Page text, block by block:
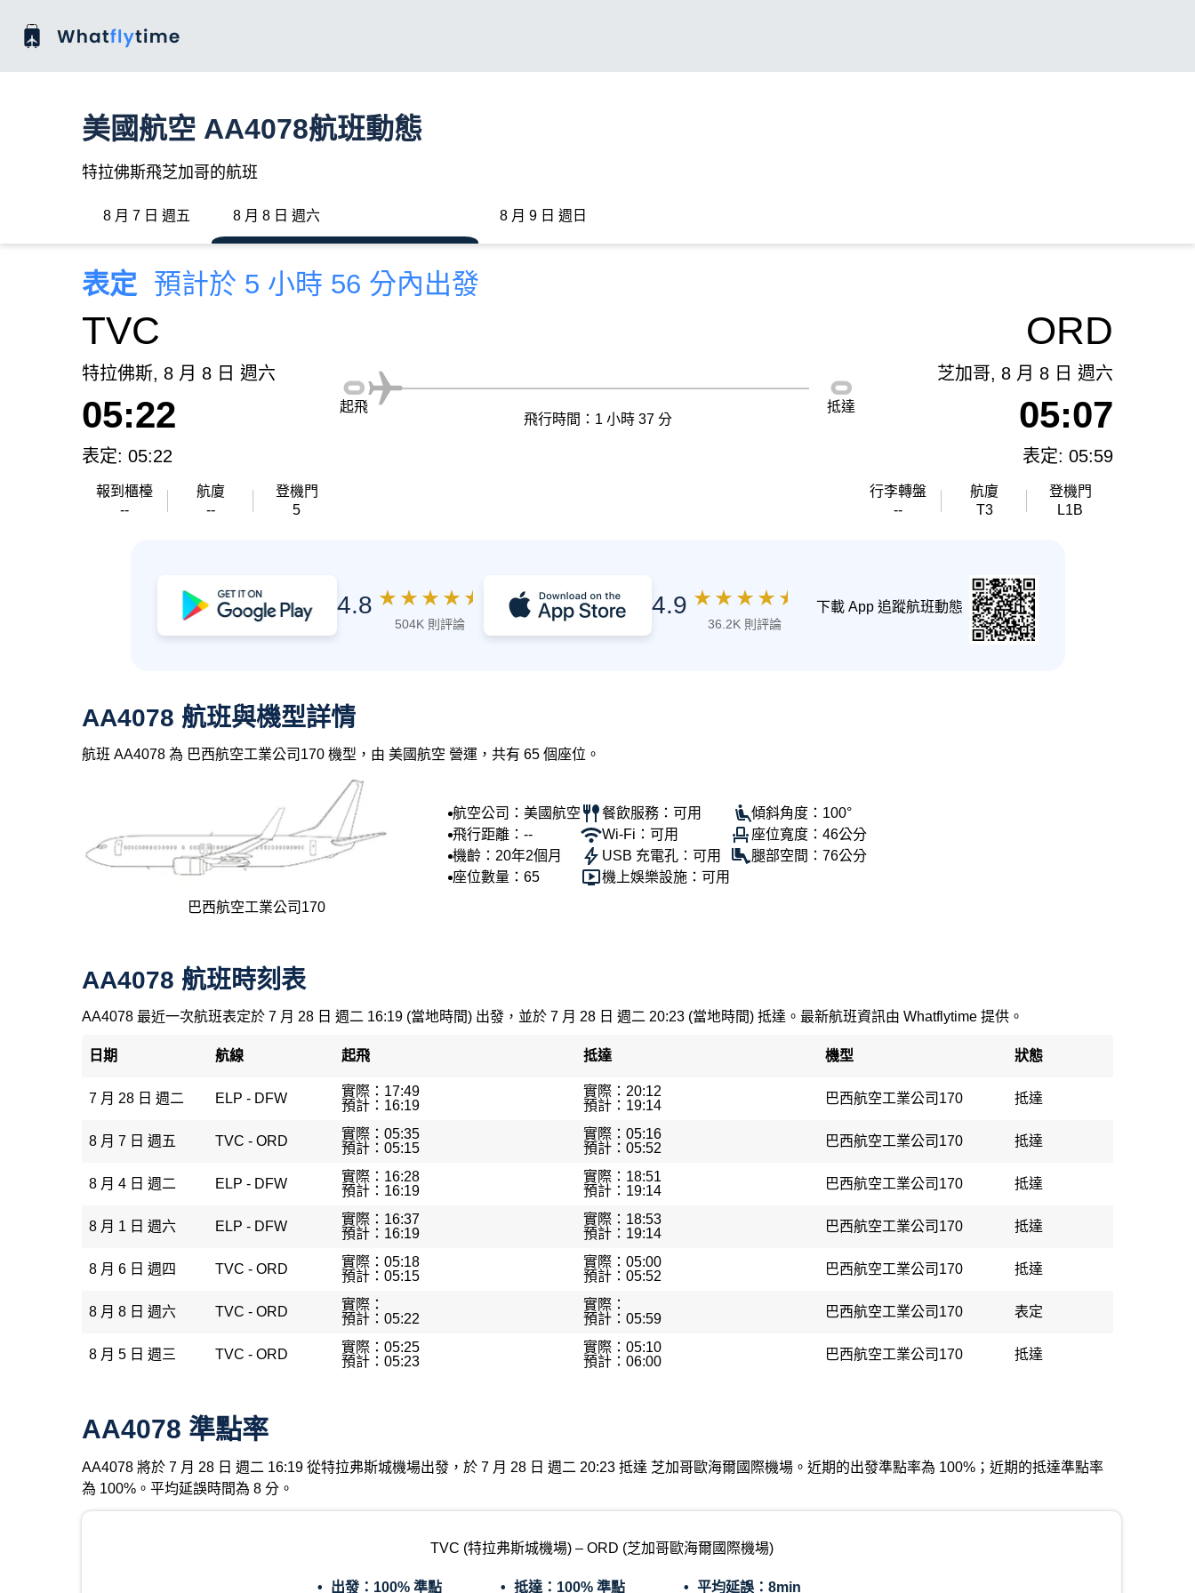
美國航空 AA4078航班動態
特拉佛斯飛芝加哥的航班
8 月 7 日 週五 8 月 8 日 週六 8 月 9 日 週日
表定 預計於 5 小時 56 分內出發
TVC
特拉佛斯, 8 月 8 日 週六
05:22
表定: 05:22
報到櫃檯
--
航廈
--
登機門
5
起飛
飛行時間：1 小時 37 分
抵達
ORD
芝加哥, 8 月 8 日 週六
05:07
表定: 05:59
行李轉盤
--
航廈
T3
登機門
L1B
4.8 ★ ★ ★ ★ ★
504K 則評論
4.9 ★ ★ ★ ★ ★
36.2K 則評論
下載 App 追蹤航班動態
AA4078 航班與機型詳情
航班 AA4078 為 巴西航空工業公司170 機型，由 美國航空 營運，共有 65 個座位。
巴西航空工業公司170
航空公司：美國航空
飛行距離：--
機齡：20年2個月
座位數量：65
餐飲服務：可用
Wi-Fi：可用
USB 充電孔：可用
機上娛樂設施：可用
傾斜角度：100°
座位寬度：46公分
腿部空間：76公分
AA4078 航班時刻表
AA4078 最近一次航班表定於 7 月 28 日 週二 16:19 (當地時間) 出發，並於 7 月 28 日 週二 20:23 (當地時間) 抵達。最新航班資訊由 Whatflytime 提供。
日期 航線 起飛 抵達 機型 狀態
7 月 28 日 週二 ELP - DFW
實際：17:49
預計：16:19
實際：20:12
預計：19:14
巴西航空工業公司170 抵達
8 月 7 日 週五 TVC - ORD
實際：05:35
預計：05:15
實際：05:16
預計：05:52
巴西航空工業公司170 抵達
8 月 4 日 週二 ELP - DFW
實際：16:28
預計：16:19
實際：18:51
預計：19:14
巴西航空工業公司170 抵達
8 月 1 日 週六 ELP - DFW
實際：16:37
預計：16:19
實際：18:53
預計：19:14
巴西航空工業公司170 抵達
8 月 6 日 週四 TVC - ORD
實際：05:18
預計：05:15
實際：05:00
預計：05:52
巴西航空工業公司170 抵達
8 月 8 日 週六 TVC - ORD
實際：
預計：05:22
實際：
預計：05:59
巴西航空工業公司170 表定
8 月 5 日 週三 TVC - ORD
實際：05:25
預計：05:23
實際：05:10
預計：06:00
巴西航空工業公司170 抵達
AA4078 準點率
AA4078 將於 7 月 28 日 週二 16:19 從特拉弗斯城機場出發，於 7 月 28 日 週二 20:23 抵達 芝加哥歐海爾國際機場。近期的出發準點率為 100%；近期的抵達準點率
為 100%。平均延誤時間為 8 分。
TVC (特拉弗斯城機場) – ORD (芝加哥歐海爾國際機場)
出發： 100% 準點 抵達： 100% 準點 平均延誤： 8min